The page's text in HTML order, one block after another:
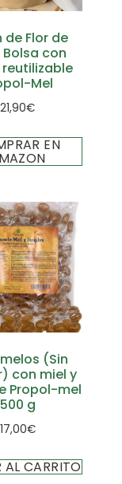
de Flor de
Bolsa con
Mel
21,90€
EN
(Sin
con miel y
Propol-mel
500 g
17,00€
AL CARRITO